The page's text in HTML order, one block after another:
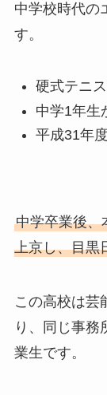
中学校時代の
す。
硬式テニ
中学1年生
平成31年
中学卒業後、
上京し、目黒
この高校は芸
り、同じ事務
業生です。